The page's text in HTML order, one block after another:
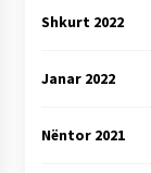
Shkurt 2022
Janar 2022
Nëntor 2021